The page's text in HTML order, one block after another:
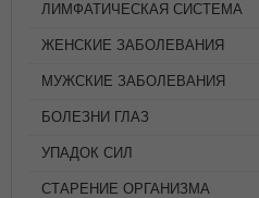
ЛИМФАТИЧЕСКАЯ СИСТЕМА
ЖЕНСКИЕ ЗАБОЛЕВАНИЯ
МУЖСКИЕ ЗАБОЛЕВАНИЯ
БОЛЕЗНИ ГЛАЗ
УПАДОК СИЛ
СТАРЕНИЕ ОРГАНИЗМА